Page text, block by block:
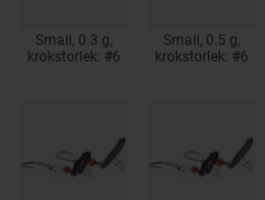
Small, 0.3 g,
krokstorlek: #6
Small, 0.5 g,
krokstorlek: #6